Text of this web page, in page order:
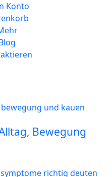
Konto
Bewegung